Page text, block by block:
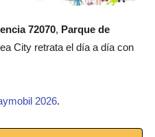
72070, Parque de
City retrata el día a día con
2026.